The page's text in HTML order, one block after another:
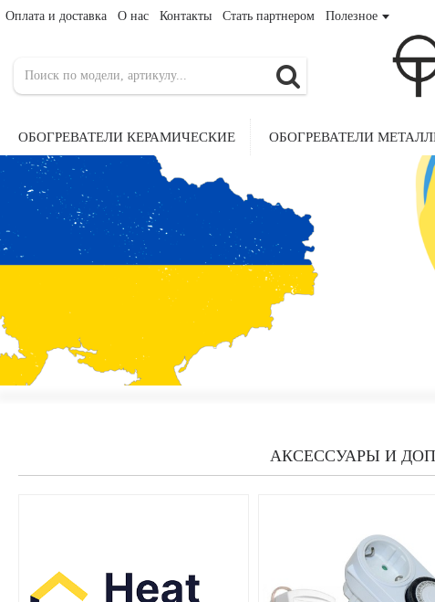
Оплата и доставка О нас Контакты Стать партнером Полезное
ОБОГРЕВАТЕЛИ КЕРАМИЧЕСКИЕ ОБОГРЕВАТЕЛИ
АКСЕССУАРЫ И